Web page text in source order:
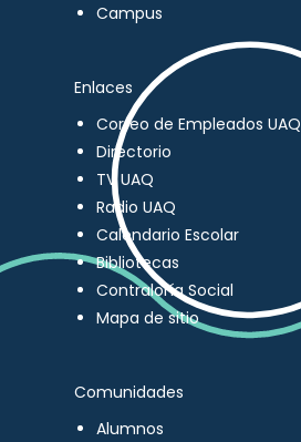
Campus
Enlaces
Correo de Empleados UAQ
Directorio
TV UAQ
Radio UAQ
Calendario Escolar
Bibliotecas
Contraloría Social
Mapa de sitio
Comunidades
Alumnos